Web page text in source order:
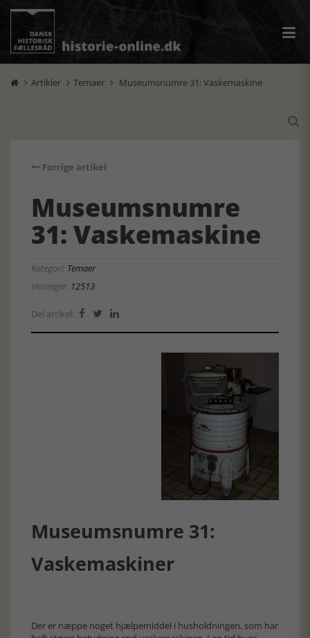
 Artikler  Temaer  Museumsnumre 31: Vaskemaskine

Forrige artikel
Museumsnumre
31: Vaskemaskine
Kategori: Temaer
Visninger: 12513
Del artikel:   
Museumsnumre 31:
Vaskemaskiner
Der er næppe noget hjælpemiddel i husholdningen, som har